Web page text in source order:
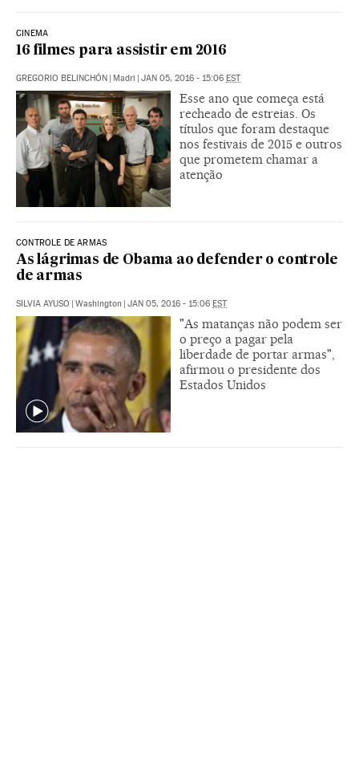
CINEMA
16 filmes para assistir em 2016
GREGORIO BELINCHÓN | Madri | JAN 05, 2016 - 15:06 EST
Esse ano que começa está
recheado de estreias. Os
títulos que foram destaque
nos festivais de 2015 e outros
que prometem chamar a
atenção
CONTROLE DE ARMAS
As lágrimas de Obama ao defender o controle
de armas
SILVIA AYUSO | Washington | JAN 05, 2016 - 15:06 EST
"As matanças não podem ser
o preço a pagar pela
liberdade de portar armas",
afirmou o presidente dos
Estados Unidos